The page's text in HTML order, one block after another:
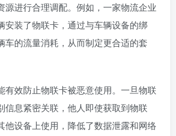
源进行合理调配。例如，一家物流企业
安装了物联卡，通过与车辆设备的绑
车的流量消耗，从而制定更合适的套
有效防止物联卡被恶意使用。一旦物联
信息紧密关联，他人即使获取到物联
他设备上使用，降低了数据泄露和网络